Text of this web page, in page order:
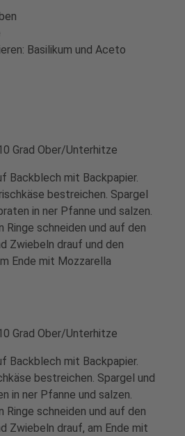
Basilikum und Aceto
Grad Ober/Unterhitze
Backblech mit Backpapier.
bestreichen. Spargel
in ner Pfanne und salzen.
Ringe schneiden und auf den
Zwiebeln drauf und den
Ende mit Mozzarella
Grad Ober/Unterhitze
Backblech mit Backpapier.
bestreichen. Spargel und
in ner Pfanne und salzen.
Ringe schneiden und auf den
Zwiebeln drauf, am Ende mit